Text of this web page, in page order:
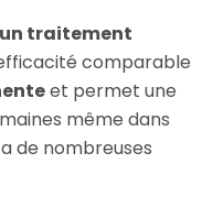
traitement
comparable
et permet une
même dans
de nombreuses